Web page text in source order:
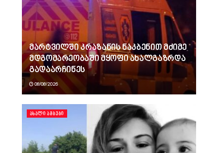
მარტვილში კრაზანის ნაკბენით მძიმე
მდგომარეობაში მყოფი ახალგაზრდა
გადაარჩინეს
08/08/2026
ᲐᲮᲐᲚᲘ ᲐᲛᲑᲔᲑᲘ